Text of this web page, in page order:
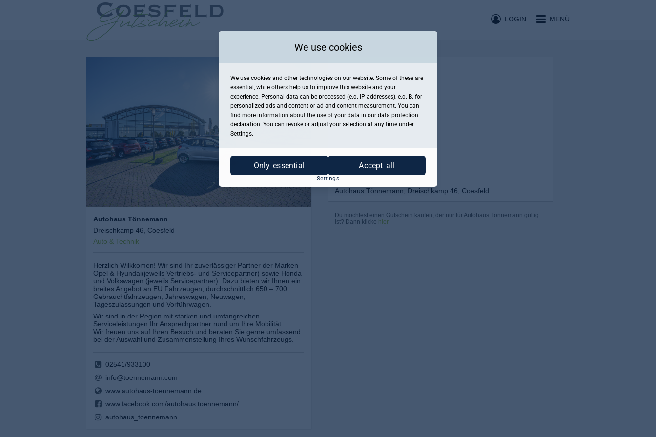
MENÜ
LOGIN
Autohaus Tönnemann
Dreischkamp 46, Coesfeld
Auto & Technik
Herzlich Wilkkomen! Wir sind Ihr zuverlässiger Partner der Marken
Opel & Hyundai(jeweils Vertriebs- und Servicepartner) sowie Honda
und Volkswagen (jeweils Servicepartner). Dazu bieten wir Ihnen ein
breites Angebot an EU Fahrzeugen, durchschnittlich 650 – 700
Gebrauchtfahrzeugen, Jahreswagen, Neuwagen,
Tageszulassungen und Vorführwagen.
Wir sind in der Region mit starken und umfangreichen
Serviceleistungen Ihr Ansprechpartner rund um Ihre Mobilität.
Wir freuen uns auf Ihren Besuch und beraten Sie gerne umfassend
bei der Auswahl und Zusammenstellung Ihres Wunschfahrzeugs.
02541/933100
info@toennemann.com
www.autohaus-toennemann.de
www.facebook.com/autohaus.toennemann/
autohaus_toennemann
Autohaus Tönnemann, Dreischkamp 46, Coesfeld
Du möchtest einen Gutschein kaufen, der nur für Autohaus Tönnemann gültig
ist? Dann klicke hier.
We use cookies
We use cookies and other technologies on our website. Some of these are
essential, while others help us to improve this website and your
experience. Personal data can be processed (e.g. IP addresses), e.g. B. for
personalized ads and content or ad and content measurement. You can
find more information about the use of your data in our data protection
declaration. You can revoke or adjust your selection at any time under
Settings.
Only essential Accept all
Settings